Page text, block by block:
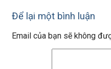
Để lại một bình luận
Email của bạn sẽ không